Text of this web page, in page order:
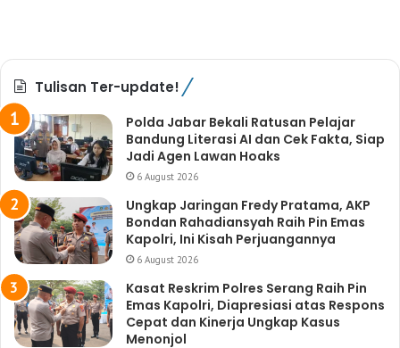
Tulisan Ter-update!
Polda Jabar Bekali Ratusan Pelajar
Bandung Literasi AI dan Cek Fakta, Siap
Jadi Agen Lawan Hoaks
6 August 2026
Ungkap Jaringan Fredy Pratama, AKP
Bondan Rahadiansyah Raih Pin Emas
Kapolri, Ini Kisah Perjuangannya
6 August 2026
Kasat Reskrim Polres Serang Raih Pin
Emas Kapolri, Diapresiasi atas Respons
Cepat dan Kinerja Ungkap Kasus
Menonjol